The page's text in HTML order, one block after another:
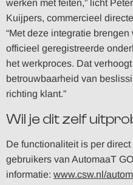
werken met feiten,” licht Peter
Kuijpers, commercieel
“Met deze integratie brengen
officieel geregistreerde
het werkproces. Dat
betrouwbaarheid van
richting klant.”
Wil je dit zelf
De functionaliteit is per
gebruikers van AutomaaT
informatie: www.csw.nl/